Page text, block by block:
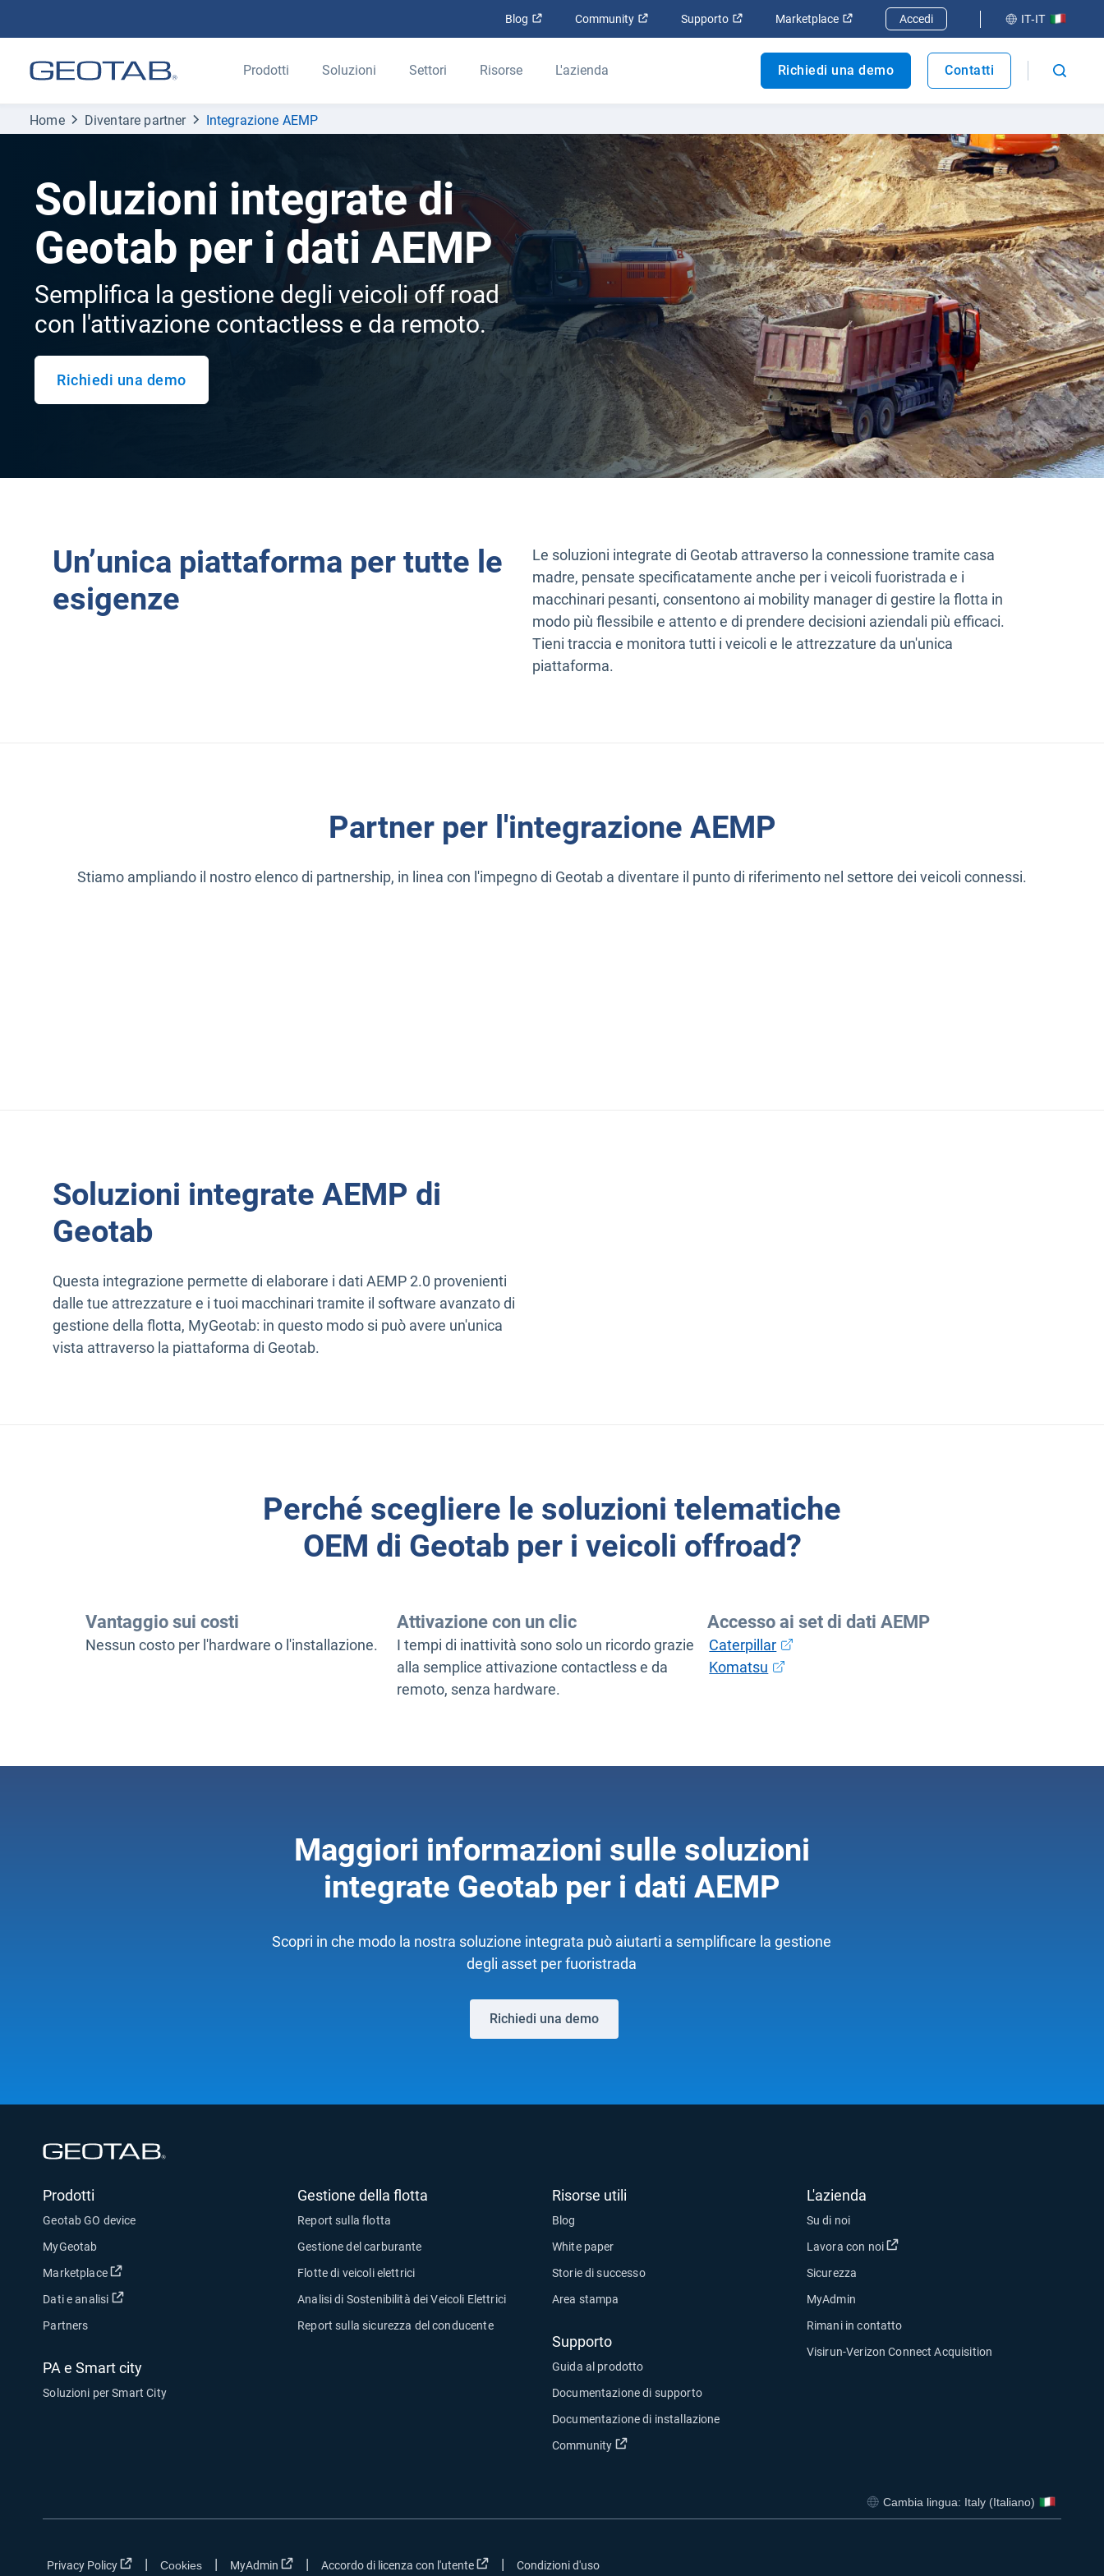
Blog Apri in una nuova finestra
Community Apri in una nuova finestra
Supporto Apri in una nuova finestra
Marketplace Apri in una nuova finestra
Accedi IT-IT
Prodotti Soluzioni Settori Risorse L'azienda Richiedi una demo Contatti
Home Diventare partner Integrazione AEMP
Soluzioni integrate di
Geotab per i dati AEMP
Semplifica la gestione degli veicoli off road
con l'attivazione contactless e da remoto.
Richiedi una demo
Un’unica piattaforma per tutte le
esigenze
Le soluzioni integrate di Geotab attraverso la connessione tramite casa
madre, pensate specificatamente anche per i veicoli fuoristrada e i
macchinari pesanti, consentono ai mobility manager di gestire la flotta in
modo più flessibile e attento e di prendere decisioni aziendali più efficaci.
Tieni traccia e monitora tutti i veicoli e le attrezzature da un'unica
piattaforma.
Partner per l'integrazione AEMP
Stiamo ampliando il nostro elenco di partnership, in linea con l'impegno di Geotab a diventare il punto di riferimento nel settore dei veicoli connessi.
Soluzioni integrate AEMP di
Geotab
Questa integrazione permette di elaborare i dati AEMP 2.0 provenienti
dalle tue attrezzature e i tuoi macchinari tramite il software avanzato di
gestione della flotta, MyGeotab: in questo modo si può avere un'unica
vista attraverso la piattaforma di Geotab.
Perché scegliere le soluzioni telematiche
OEM di Geotab per i veicoli offroad?
Vantaggio sui costi
Nessun costo per l'hardware o l'installazione.
Attivazione con un clic
I tempi di inattività sono solo un ricordo grazie
alla semplice attivazione contactless e da
remoto, senza hardware.
Accesso ai set di dati AEMP
CaterpillarApri in una nuova finestra
Komatsu Apri in una nuova finestra
Maggiori informazioni sulle soluzioni
integrate Geotab per i dati AEMP
Scopri in che modo la nostra soluzione integrata può aiutarti a semplificare la gestione
degli asset per fuoristrada
Richiedi una demo
Prodotti
Geotab GO device
MyGeotab
Marketplace
Apri in una nuova finestra
Dati e analisi Apri in una nuova finestra
Partners
PA e Smart city
Soluzioni per Smart City
Gestione della flotta
Report sulla flotta
Gestione del carburante
Flotte di veicoli elettrici
Analisi di Sostenibilità dei Veicoli Elettrici
Report sulla sicurezza del conducente
Risorse utili
Blog
White paper
Storie di successo
Area stampa
Supporto
Guida al prodotto
Documentazione di supporto
Documentazione di installazione
Community
Apri in una nuova finestra
L'azienda
Su di noi
Lavora con noi
Apri in una nuova finestra
Sicurezza
MyAdmin
Rimani in contatto
Visirun-Verizon Connect Acquisition
Cambia lingua: Italy (Italiano)
Privacy Policy Apri in una nuova finestra
| Cookies | MyAdmin Apri in una nuova finestra
| Accordo di licenza con l'utente Apri in una nuova finestra
| Condizioni d'uso